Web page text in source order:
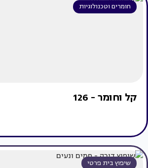
חומרים וטכנולוגיות
קל וחומר - 126
שיפוץ בית פרטי